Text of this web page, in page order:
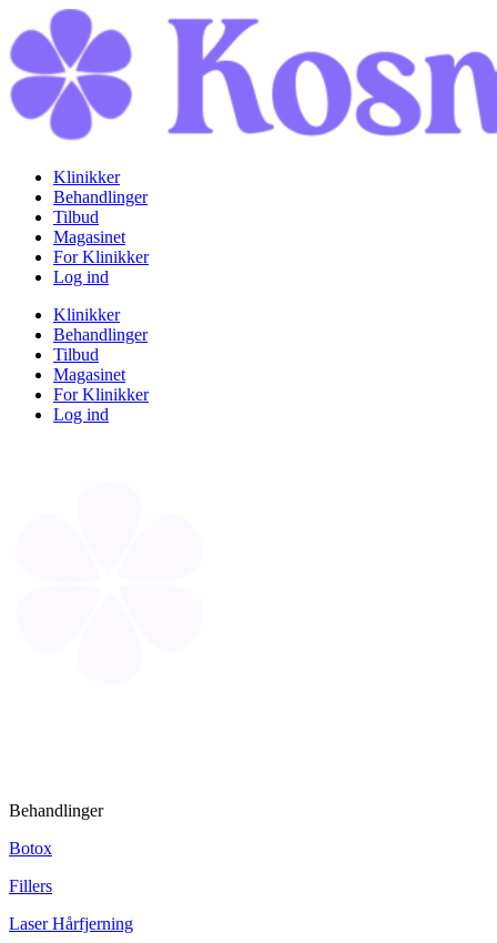
Klinikker
Behandlinger
Tilbud
Magasinet
For Klinikker
Log ind
Klinikker
Behandlinger
Tilbud
Magasinet
For Klinikker
Log ind
Behandlinger
Botox
Fillers
Laser Hårfjerning